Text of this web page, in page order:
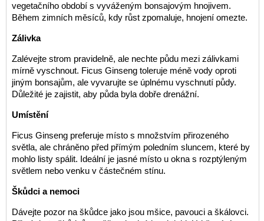
vegetačního období s vyváženým bonsajovým hnojivem.
Během zimních měsíců, kdy růst zpomaluje, hnojení omezte.
Zálivka
Zalévejte strom pravidelně, ale nechte půdu mezi zálivkami
mírně vyschnout. Ficus Ginseng toleruje méně vody oproti
jiným bonsajům, ale vyvarujte se úplnému vyschnutí půdy.
Důležité je zajistit, aby půda byla dobře drenážní.
Umístění
Ficus Ginseng preferuje místo s množstvím přirozeného
světla, ale chráněno před přímým poledním sluncem, které by
mohlo listy spálit. Ideální je jasné místo u okna s rozptýleným
světlem nebo venku v částečném stínu.
Škůdci a nemoci
Dávejte pozor na škůdce jako jsou mšice, pavouci a škálovci.